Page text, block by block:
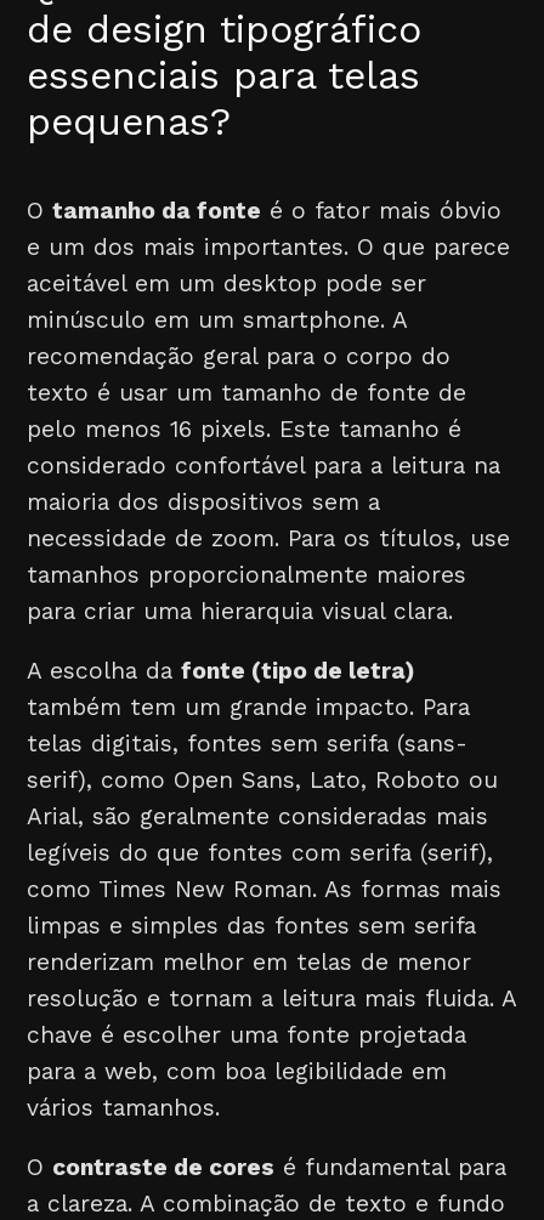
de design tipográfico
essenciais para telas
pequenas?
Otamanho da fonte é o fator mais óbvio
e um dos mais importantes. O que parece
aceitável em um desktop pode ser
minúsculo em um smartphone. A
recomendação geral para o corpo do
texto é usar um tamanho de fonte de
pelo menos 16 pixels. Este tamanho é
considerado confortável para a leitura na
maioria dos dispositivos sem a
necessidade de zoom. Para os títulos, use
tamanhos proporcionalmente maiores
para criar uma hierarquia visual clara.
A escolha dafonte (tipo de letra)
também tem um grande impacto. Para
telas digitais, fontes sem serifa (sans-
serif), como Open Sans, Lato, Roboto ou
Arial, são geralmente consideradas mais
legíveis do que fontes com serifa (serif),
como Times New Roman. As formas mais
limpas e simples das fontes sem serifa
renderizam melhor em telas de menor
resolução e tornam a leitura mais fluida. A
chave é escolher uma fonte projetada
para a web, com boa legibilidade em
vários tamanhos.
O contraste de cores é fundamental para
a clareza. A combinação de texto e fundo